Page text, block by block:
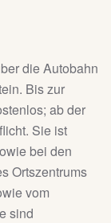
die Autobahn
Bis zur
ab der
Sie ist
bei den
Ortszentrums
vom
sind